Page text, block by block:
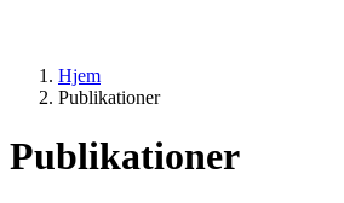
Hjem
Publikationer
Publikationer